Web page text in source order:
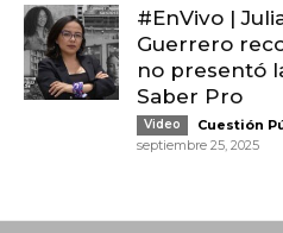
#EnVivo |
Guerrero
no presentó
Saber Pro
Video Cuestión
septiembre 25, 2025